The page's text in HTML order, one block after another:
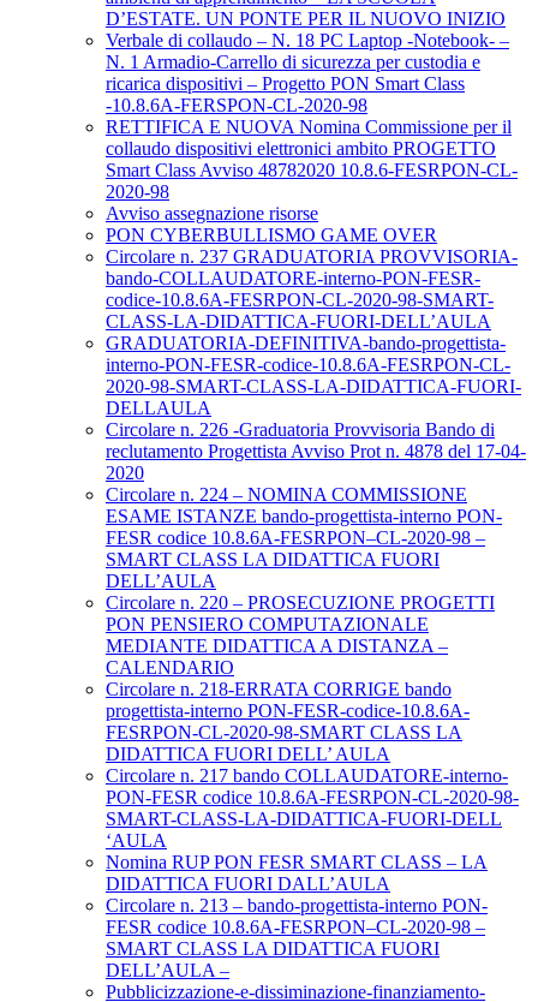
D’ESTATE. UN PONTE PER IL NUOVO INIZIO
Verbale di collaudo – N. 18 PC Laptop -Notebook- –
N. 1 Armadio-Carrello di sicurezza per custodia e
ricarica dispositivi – Progetto PON Smart Class
-10.8.6A-FERSPON-CL-2020-98
RETTIFICA E NUOVA Nomina Commissione per il
collaudo dispositivi elettronici ambito PROGETTO
Smart Class Avviso 48782020 10.8.6-FESRPON-CL-
2020-98
Avviso assegnazione risorse
PON CYBERBULLISMO GAME OVER
Circolare n. 237 GRADUATORIA PROVVISORIA-
bando-COLLAUDATORE-interno-PON-FESR-
codice-10.8.6A-FESRPON-CL-2020-98-SMART-
CLASS-LA-DIDATTICA-FUORI-DELL’AULA
GRADUATORIA-DEFINITIVA-bando-progettista-
interno-PON-FESR-codice-10.8.6A-FESRPON-CL-
2020-98-SMART-CLASS-LA-DIDATTICA-FUORI-
DELLAULA
Circolare n. 226 -Graduatoria Provvisoria Bando di
reclutamento Progettista Avviso Prot n. 4878 del 17-04-
2020
Circolare n. 224 – NOMINA COMMISSIONE
ESAME ISTANZE bando-progettista-interno PON-
FESR codice 10.8.6A-FESRPON–CL-2020-98 –
SMART CLASS LA DIDATTICA FUORI
DELL’AULA
Circolare n. 220 – PROSECUZIONE PROGETTI
PON PENSIERO COMPUTAZIONALE
MEDIANTE DIDATTICA A DISTANZA –
CALENDARIO
Circolare n. 218-ERRATA CORRIGE bando
progettista-interno PON-FESR-codice-10.8.6A-
FESRPON-CL-2020-98-SMART CLASS LA
DIDATTICA FUORI DELL’ AULA
Circolare n. 217 bando COLLAUDATORE-interno-
PON-FESR codice 10.8.6A-FESRPON-CL-2020-98-
SMART-CLASS-LA-DIDATTICA-FUORI-DELL
‘AULA
Nomina RUP PON FESR SMART CLASS – LA
DIDATTICA FUORI DALL’AULA
Circolare n. 213 – bando-progettista-interno PON-
FESR codice 10.8.6A-FESRPON–CL-2020-98 –
SMART CLASS LA DIDATTICA FUORI
DELL’AULA –
Pubblicizzazione-e-dissiminazione-finanziamento-